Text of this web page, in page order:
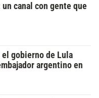
canal con gente que
gobierno de Lula
argentino en